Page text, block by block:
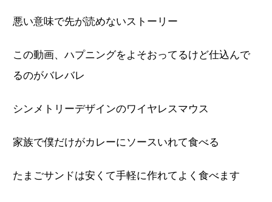
悪い意味で先が読めないストーリー
この動画、ハプニングをよそおってるけど仕込んで
るのがバレバレ
シンメトリーデザインのワイヤレスマウス
家族で僕だけがカレーにソースいれて食べる
たまごサンドは安くて手軽に作れてよく食べます